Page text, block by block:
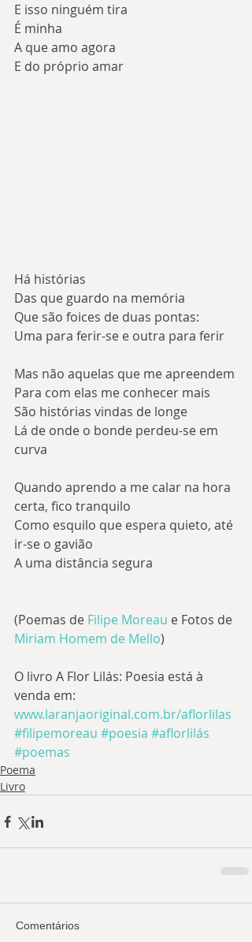
E isso ninguém tira
É minha
A que amo agora
E do próprio amar
Há histórias
Das que guardo na memória
Que são foices de duas pontas:
Uma para ferir-se e outra para ferir
Mas não aquelas que me apreendem
Para com elas me conhecer mais
São histórias vindas de longe
Lá de onde o bonde perdeu-se em
curva
Quando aprendo a me calar na hora
certa, fico tranquilo
Como esquilo que espera quieto, até
ir-se o gavião
A uma distância segura
(Poemas de Filipe Moreau e Fotos de
Miriam Homem de Mello)
O livro A Flor Lilás: Poesia está à
venda em:
www.laranjaoriginal.com.br/aflorlilas
#filipemoreau #poesia #aflorlilás
#poemas
Poema
Livro
Comentários